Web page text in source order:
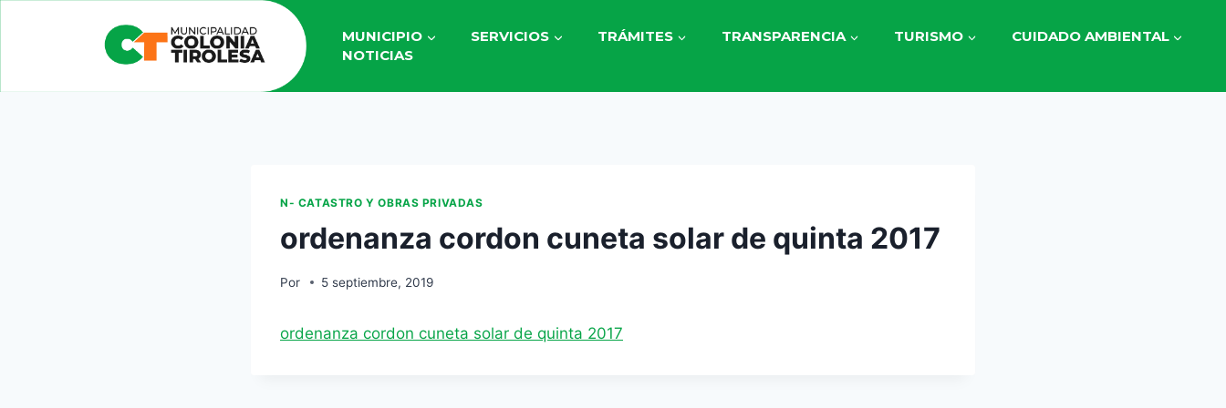
MUNICIPIO SERVICIOS TRÁMITES TRANSPARENCIA TURISMO
CUIDADO AMBIENTAL
NOTICIAS
N- CATASTRO Y OBRAS PRIVADAS
ordenanza cordon cuneta solar de quinta 2017
Por 5 septiembre, 2019
ordenanza cordon cuneta solar de quinta 2017